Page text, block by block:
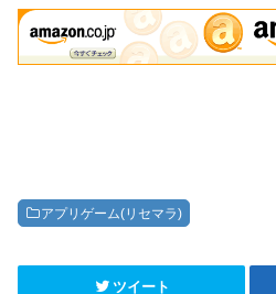
アプリゲーム(リセマラ)
ツイート